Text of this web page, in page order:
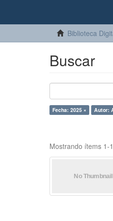
Biblioteca
Buscar
Fecha: 2025 × Autor:
Mostrando ítems 1-